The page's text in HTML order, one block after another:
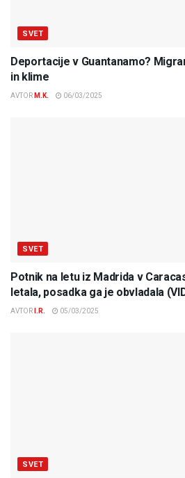
SVET
Deportacije v Guantanamo?
in klime
AVTOR M.K. 06/03/2025
SVET
Potnik na letu iz Madrida v
letala, posadka ga je obvladala
AVTOR I.R. 05/03/2025
SVET